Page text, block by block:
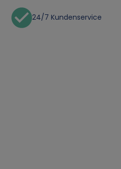
24/7 Kundenservice